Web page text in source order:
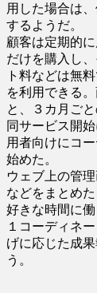
用した場合は
するようだ。
顧客は定期的
だけを購入し
ト料などは無
を利用できる
と、３カ月ご
同サービス開
用者向けにコ
始めた。
ウェブ上の管
などをまとめ
好きな時間に働
１コーディネ
げに応じた成
う。